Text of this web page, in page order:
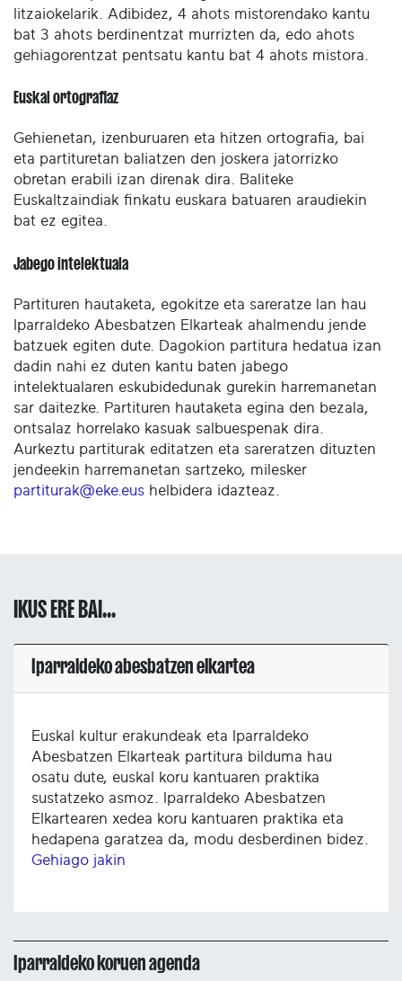
litzaiokelarik. Adibidez, 4 ahots mistorendako kantu
bat 3 ahots berdinentzat murrizten da, edo ahots
gehiagorentzat pentsatu kantu bat 4 ahots mistora.
Euskal ortografiaz
Gehienetan, izenburuaren eta hitzen ortografia, bai
eta partituretan baliatzen den joskera jatorrizko
obretan erabili izan direnak dira. Baliteke
Euskaltzaindiak finkatu euskara batuaren araudiekin
bat ez egitea.
Jabego intelektuala
Partituren hautaketa, egokitze eta sareratze lan hau
Iparraldeko Abesbatzen Elkarteak ahalmendu jende
batzuek egiten dute. Dagokion partitura hedatua izan
dadin nahi ez duten kantu baten jabego
intelektualaren eskubidedunak gurekin harremanetan
sar daitezke. Partituren hautaketa egina den bezala,
ontsalaz horrelako kasuak salbuespenak dira.
Aurkeztu partiturak editatzen eta sareratzen dituzten
jendeekin harremanetan sartzeko, milesker
partiturak@eke.eus helbidera idazteaz.
IKUS ERE BAI...
Iparraldeko abesbatzen elkartea
Euskal kultur erakundeak eta Iparraldeko
Abesbatzen Elkarteak partitura bilduma hau
osatu dute, euskal koru kantuaren praktika
sustatzeko asmoz. Iparraldeko Abesbatzen
Elkartearen xedea koru kantuaren praktika eta
hedapena garatzea da, modu desberdinen bidez.
Gehiago jakin
Iparraldeko koruen agenda